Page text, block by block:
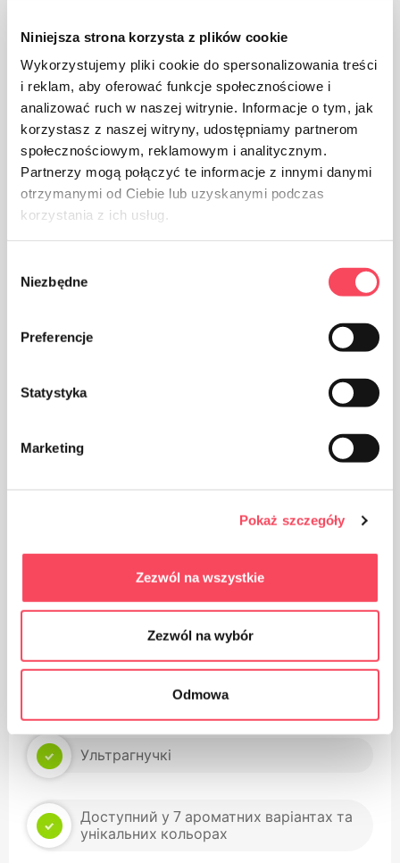
Niniejsza strona korzysta z plików cookie
Wykorzystujemy pliki cookie do spersonalizowania treści
i reklam, aby oferować funkcje społecznościowe i
analizować ruch w naszej witrynie. Informacje o tym, jak
korzystasz z naszej witryny, udostępniamy partnerom
społecznościowym, reklamowym i analitycznym.
Partnerzy mogą połączyć te informacje z innymi danymi
otrzymanymi od Ciebie lub uzyskanymi podczas
korzystania z ich usług.
zgody
Niezbędne
Preferencje
Statystyka
Marketing
Pokaż szczegóły
Zezwól na wszystkie
Zezwól na wybór
Odmowa
Зберігати в недоступному для дітей місці
Certificates
100% перероблена екологічна упаковка,
сертифікована FSC та Blue Angel
Виготовлений з міцної тришарової
зміцнює сумку
Ультрагнучкі
Доступний у 7 ароматних варіантах та
унікальних кольорах